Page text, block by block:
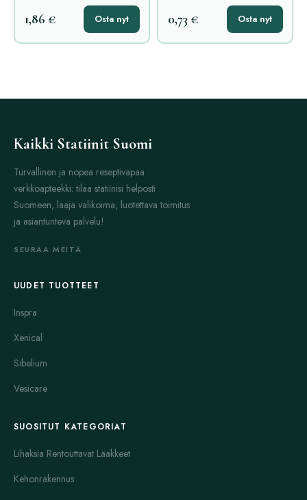
1,86 € Osta nyt 0,73 € Osta nyt
Kaikki Statiinit Suomi
Turvallinen ja nopea reseptivapaa
verkkoapteekki: tilaa statiinisi helposti
Suomeen, laaja valikoima, luotettava toimitus
ja asiantunteva palvelu!
SEURAA MEITÄ
UUDET TUOTTEET
Inspra
Xenical
Sibelium
Vesicare
SUOSITUT KATEGORIAT
Lihaksia Rentouttavat Lääkkeet
Kehonrakennus